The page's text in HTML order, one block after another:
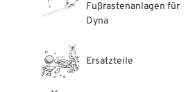
Fußrastenanlagen für
Dyna
Ersatzteile